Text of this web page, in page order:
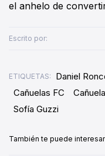
el anhelo de
Escrito por:
ETIQUETAS: Daniel
Cañuelas FC
Sofía Guzzi
También te puede